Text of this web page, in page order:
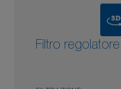
3D
Filtro regolatore